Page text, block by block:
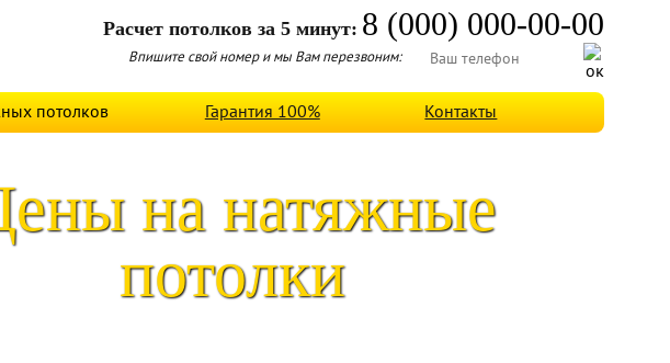
Расчет потолков за 5 минут: 8 (000) 000-00-00
Впишите свой номер и мы Вам перезвоним:
потолков Гарантия 100% Контакты
на натяжные
потолки